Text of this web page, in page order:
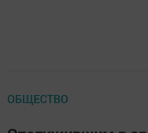
ОБЩЕСТВО